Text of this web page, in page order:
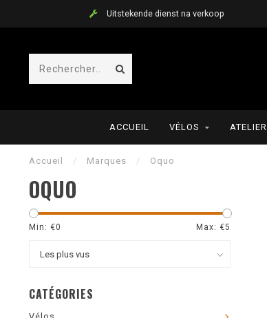
Uitstekende dienst na verkoop
ACCUEIL VÉLOS ATELIER
Accueil / Marques / Oquo
OQUO
Min: €0 Max: €5
CATÉGORIES